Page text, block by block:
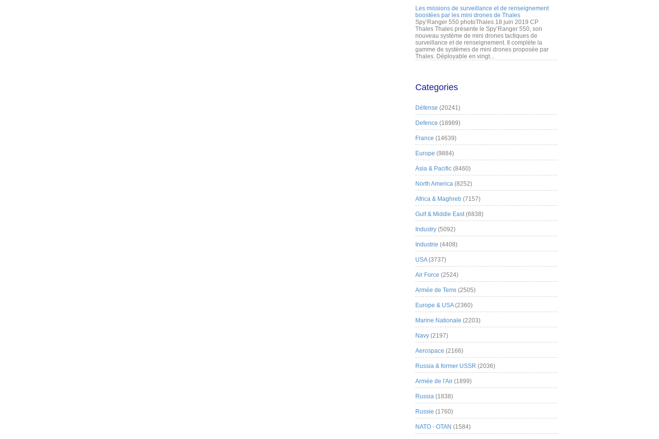
Les missions de surveillance et de renseignement
boostées par les mini drones de Thales
Spy’Ranger 550 photoThales 18 juin 2019 CP
Thales Thales présente le Spy’Ranger 550, son
nouveau système de mini drones tactiques de
surveillance et de renseignement. Il complète la
gamme de systèmes de mini drones proposée par
Thales. Déployable en vingt...
Categories
Défense (20241)
Defence (18989)
France (14639)
Europe (9884)
Asia & Pacific (8460)
North America (8252)
Africa & Maghreb (7157)
Gulf & Middle East(6838)
Industry (5092)
Industrie (4408)
USA(3737)
Air Force (2524)
Armée de Terre (2505)
Europe & USA(2360)
Marine Nationale (2203)
Navy (2197)
Aerospace (2166)
Russia & former USSR (2036)
Armée de l'Air (1899)
Russia (1838)
Russie (1760)
NATO - OTAN (1584)